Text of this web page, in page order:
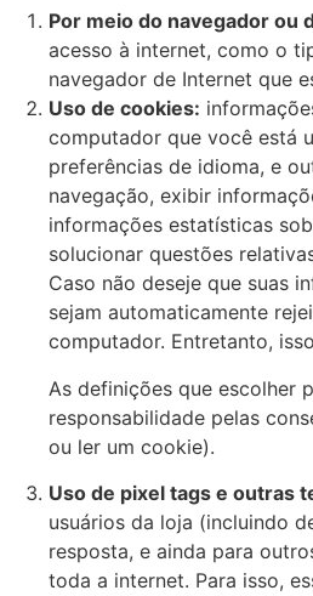
Por meio do navegador ou
acesso à internet, como o
navegador de Internet que
Uso de cookies:
computador que você está
preferências de idioma, e
navegação, exibir
informações estatísticas
solucionar questões
Caso não deseje que suas
sejam automaticamente
computador. Entretanto,
As definições que escolher
responsabilidade pelas
ou ler um cookie).
Uso de pixel tags e outras
usuários da loja (incluindo
resposta, e ainda para
toda a internet. Para isso,